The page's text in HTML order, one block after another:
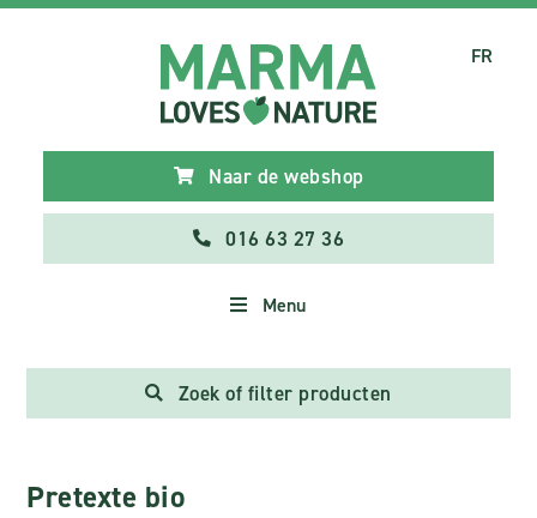
Naar de webshop
016 63 27 36
Menu
FR
Zoek of filter producten
Pretexte bio